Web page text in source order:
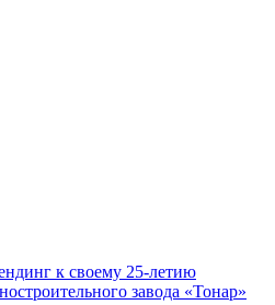
к своему 25-летию
завода «Тонар»